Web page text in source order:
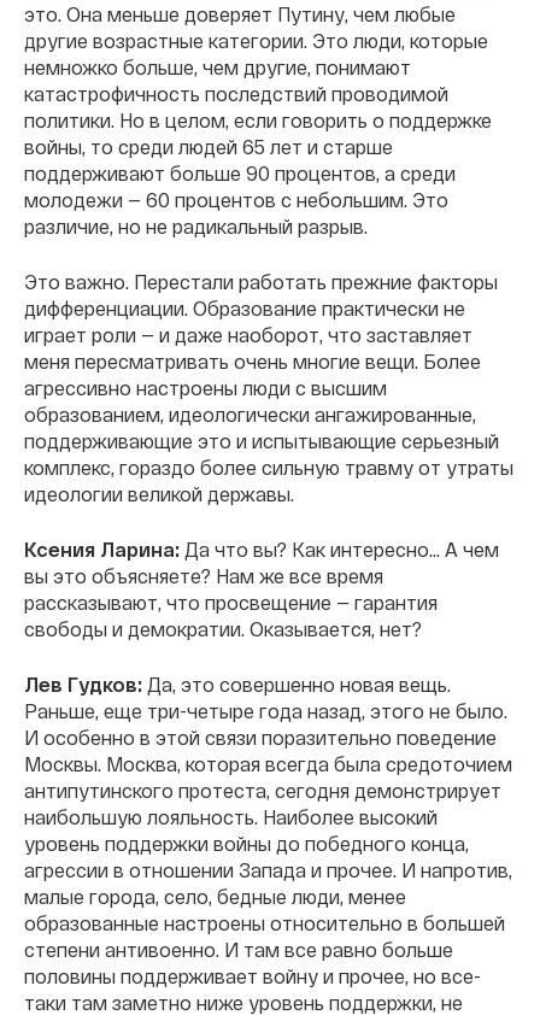
это. Она меньше доверяет Путину, чем любые
другие возрастные категории. Это люди, которые
немножко больше, чем другие, понимают
катастрофичность последствий проводимой
политики. Но в целом, если говорить о поддержке
войны, то среди людей 65 лет и старше
поддерживают больше 90 процентов, а среди
молодежи — 60 процентов с небольшим. Это
различие, но не радикальный разрыв.
Это важно. Перестали работать прежние факторы
дифференциации. Образование практически не
играет роли — и даже наоборот, что заставляет
меня пересматривать очень многие вещи. Более
агрессивно настроены люди с высшим
образованием, идеологически ангажированные,
поддерживающие это и испытывающие серьезный
комплекс, гораздо более сильную травму от утраты
идеологии великой державы.
Ксения Ларина: Да что вы? Как интересно... А чем
вы это объясняете? Нам же все время
рассказывают, что просвещение — гарантия
свободы и демократии. Оказывается, нет?
Лев Гудков: Да, это совершенно новая вещь.
Раньше, еще три-четыре года назад, этого не было.
И особенно в этой связи поразительно поведение
Москвы. Москва, которая всегда была средоточием
антипутинского протеста, сегодня демонстрирует
наибольшую лояльность. Наиболее высокий
уровень поддержки войны до победного конца,
агрессии в отношении Запада и прочее. И напротив,
малые города, село, бедные люди, менее
образованные настроены относительно в большей
степени антивоенно. И там все равно больше
половины поддерживает войну и прочее, но все-
таки там заметно ниже уровень поддержки, не